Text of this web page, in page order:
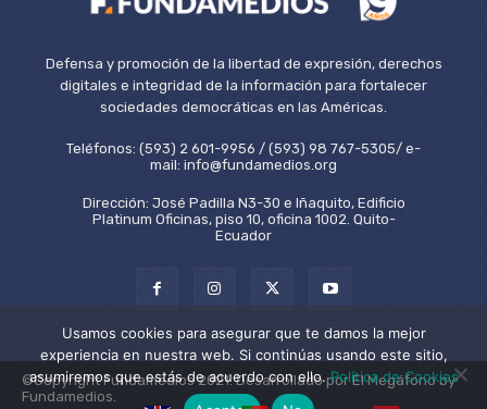
Defensa y promoción de la libertad de expresión, derechos
digitales e integridad de la información para fortalecer
sociedades democráticas en las Américas.
Teléfonos: (593) 2 601-9956 / (593) 98 767-5305/ e-
mail: info@fundamedios.org
Dirección: José Padilla N3-30 e Iñaquito, Edificio
Platinum Oficinas, piso 10, oficina 1002. Quito-
Ecuador
©Copyright Fundamedios 2021. Desarrollado por El Megáfono by
Fundamedios.
Usamos cookies para asegurar que te damos la mejor
experiencia en nuestra web. Si continúas usando este sitio,
asumiremos que estás de acuerdo con ello.Política de Cookies